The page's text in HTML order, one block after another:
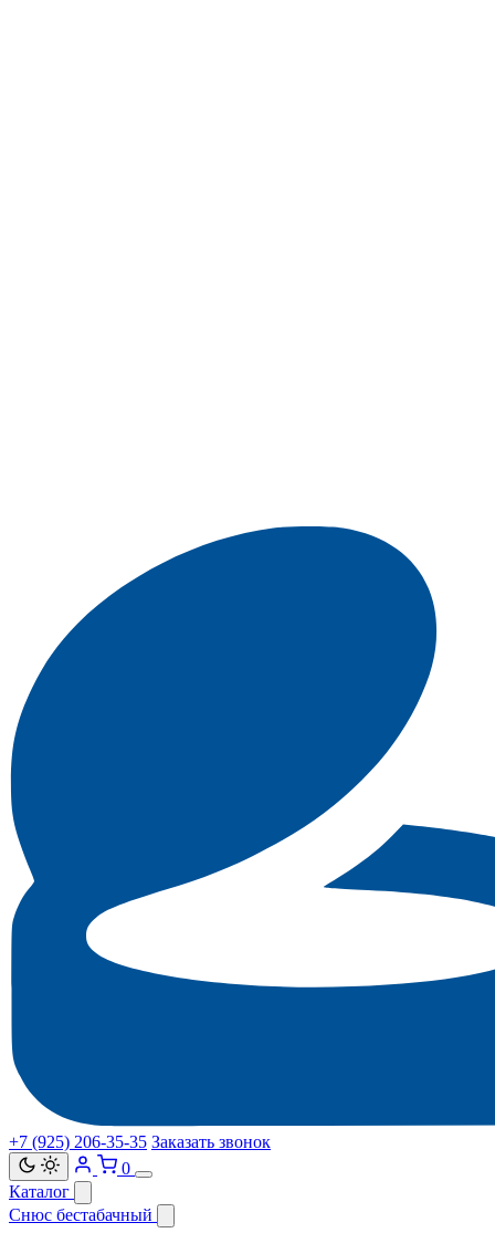
+7 (925) 206‑35‑35 Заказать звонок
0
Каталог
Снюс бестабачный